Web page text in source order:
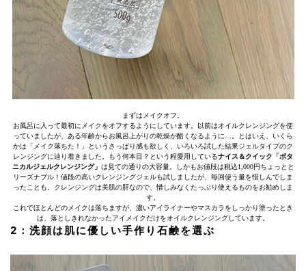
まずはメイクオフ。
お風呂に入って最初にメイクをオフするようにしています。以前はオイルクレンジングを使
っていましたが、ある年齢からお風呂上がりの乾燥が酷くなるように…。とはいえ、いくら
かは「メイク落ちた！」というさっぱり感も欲しく、いろいろ試した結果ジェルタイプのク
レンジングに辿り着きました。もう何本目？という程愛用しているナイス＆クイック「ボタ
ニカルジェルクレンジング」 は見ての通りの大容量。しかもお値段は税込1,000円ちょっとと
リーズナブル！値段の高いクレンジングジェルも試しましたが、毎回使う量を惜しんでしま
ったことも。クレンジングは美肌の肝なので、惜しみなくたっぷり使えるものをお勧めしま
す。
これでほとんどのメイクは落ちますが、濃いアイライナーやマスカラをしっかり塗ったとき
は、落としきれなかったアイメイクだけをオイルクレンジングしています。
2：洗顔は肌に優しい手作り石鹸を選ぶ